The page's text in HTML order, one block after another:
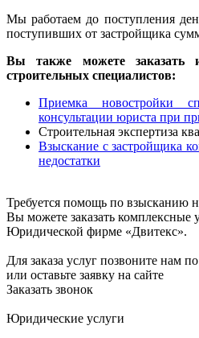
Мы работаем до поступления
поступивших от застройщика
Вы также можете заказать
строительных специалистов:
Приемка новостройки
консультации юриста при
Строительная экспертиза
Взыскание с застройщика
недостатки
Требуется помощь по взысканию
Вы можете заказать
Юридической фирме «Двитекс».
Для заказа услуг позвоните нам
или оставьте заявку на сайте
Заказать звонок
Юридические услуги